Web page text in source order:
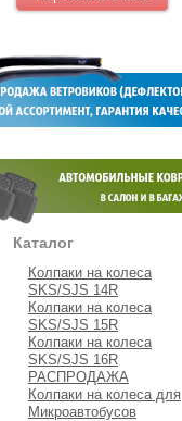
Каталог
Колпаки на колеса
SKS/SJS 14R
Колпаки на колеса
SKS/SJS 15R
Колпаки на колеса
SKS/SJS 16R
РАСПРОДАЖА
Колпаки на колеса для
Микроавтобусов